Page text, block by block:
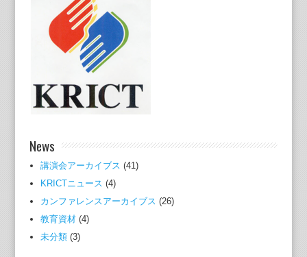
News
講演会アーカイブス (41)
KRICTニュース (4)
カンファレンスアーカイブス (26)
教育資材(4)
未分類(3)